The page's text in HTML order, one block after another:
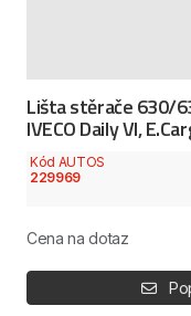
Lišta stěrače 630/
IVECO Daily VI,
Kód AUTOS
229969
Cena na dotaz